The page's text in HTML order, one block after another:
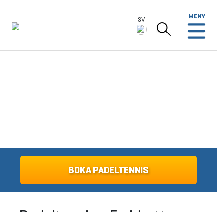
SV MENY
BOKA PADELTENNIS